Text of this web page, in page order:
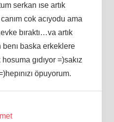
serkan ıse artık
cok acıyodu ama
bıraktı…va artık
baska erkeklere
gıdıyor =)sakız
öpuyorum.